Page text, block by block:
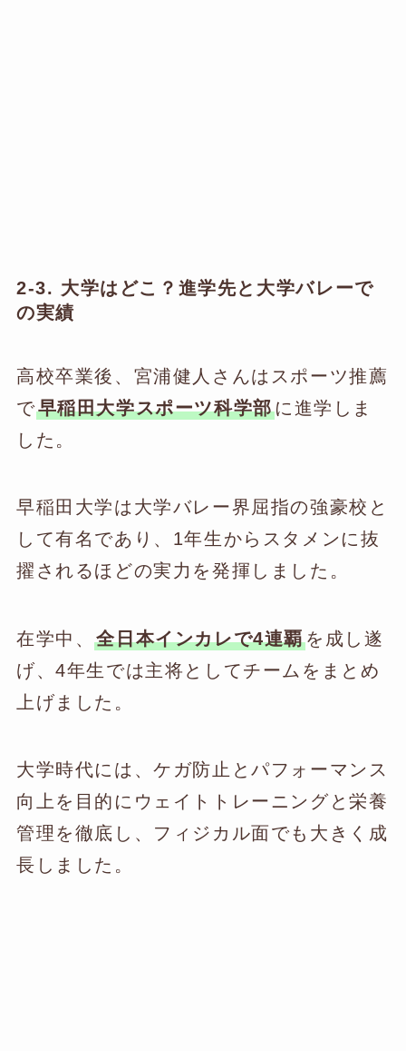
2-3. 大学はどこ？進学先と大学バレーで
の実績
高校卒業後、宮浦健人さんはスポーツ推薦
で早稲田大学スポーツ科学部に進学しま
した。
早稲田大学は大学バレー界屈指の強豪校と
して有名であり、1年生からスタメンに抜
擢されるほどの実力を発揮しました。
在学中、全日本インカレで4連覇を成し遂
げ、4年生では主将としてチームをまとめ
上げました。
大学時代には、ケガ防止とパフォーマンス
向上を目的にウェイトトレーニングと栄養
管理を徹底し、フィジカル面でも大きく成
長しました。